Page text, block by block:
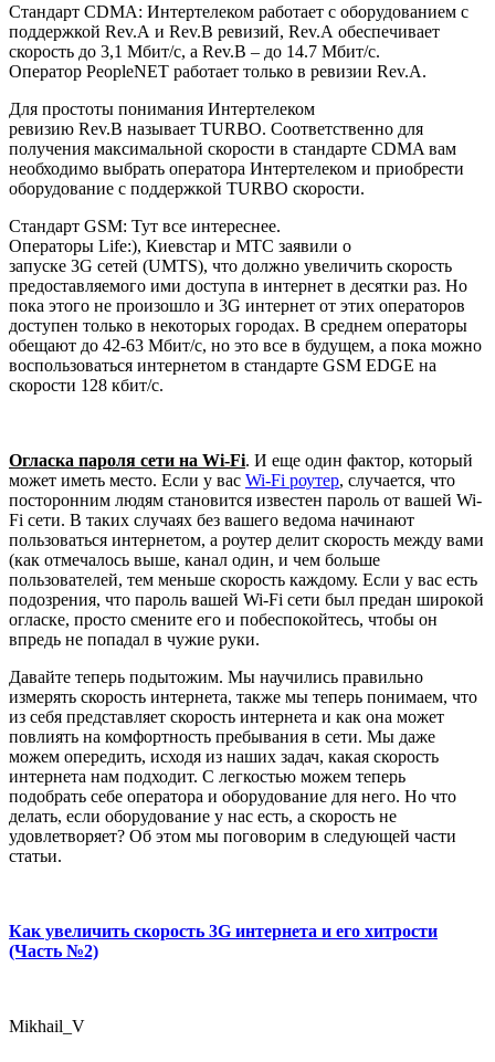
Стандарт CDMA: Интертелеком работает с оборудованием с
поддержкой Rev.A и Rev.B ревизий, Rev.A обеспечивает
скорость до 3,1 Мбит/с, а Rev.B – до 14.7 Мбит/с.
Оператор PeopleNET работает только в ревизии Rev.A.
Для простоты понимания Интертелеком
ревизию Rev.B называет TURBO. Соответственно для
получения максимальной скорости в стандарте CDMA вам
необходимо выбрать оператора Интертелеком и приобрести
оборудование с поддержкой TURBO скорости.
Стандарт GSM: Тут все интереснее.
Операторы Life:), Киевстар и МТС заявили о
запуске 3G сетей (UMTS), что должно увеличить скорость
предоставляемого ими доступа в интернет в десятки раз. Но
пока этого не произошло и 3G интернет от этих операторов
доступен только в некоторых городах. В среднем операторы
обещают до 42-63 Мбит/с, но это все в будущем, а пока можно
воспользоваться интернетом в стандарте GSM EDGE на
скорости 128 кбит/с.
Огласка пароля сети на Wi-Fi. И еще один фактор, который
может иметь место. Если у вас Wi-Fi роутер, случается, что
посторонним людям становится известен пароль от вашей Wi-
Fi сети. В таких случаях без вашего ведома начинают
пользоваться интернетом, а роутер делит скорость между вами
(как отмечалось выше, канал один, и чем больше
пользователей, тем меньше скорость каждому. Если у вас есть
подозрения, что пароль вашей Wi-Fi сети был предан широкой
огласке, просто смените его и побеспокойтесь, чтобы он
впредь не попадал в чужие руки.
Давайте теперь подытожим. Мы научились правильно
измерять скорость интернета, также мы теперь понимаем, что
из себя представляет скорость интернета и как она может
повлиять на комфортность пребывания в сети. Мы даже
можем опередить, исходя из наших задач, какая скорость
интернета нам подходит. С легкостью можем теперь
подобрать себе оператора и оборудование для него. Но что
делать, если оборудование у нас есть, а скорость не
удовлетворяет? Об этом мы поговорим в следующей части
статьи.
Как увеличить скорость 3G интернета и его хитрости
(Часть №2)
Mikhail_V